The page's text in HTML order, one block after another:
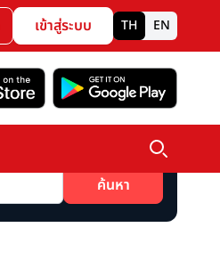
เข้าสู่ระบบ TH EN
ค้นหา